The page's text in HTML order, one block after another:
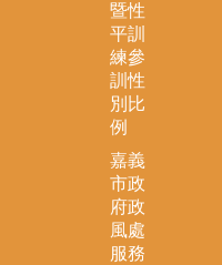
暨性
平訓
練參
訓性
別比
例
嘉義
市政
府政
風處
服務